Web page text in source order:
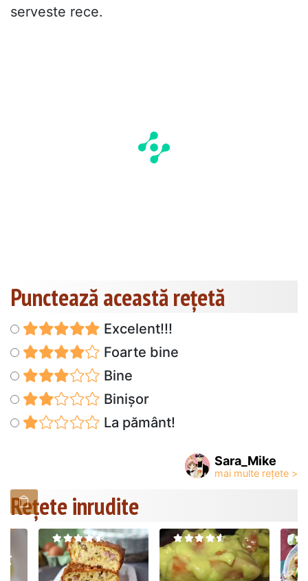
serveste rece.
Punctează această reţetă
Excelent!!!
Foarte bine
Bine
Binișor
La pământ!
Sara_Mike
Rețete inrudite